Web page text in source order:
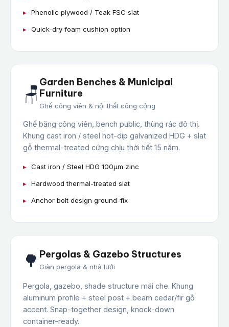
Phenolic plywood / Teak FSC slat
Quick-dry foam cushion option
🪑
Garden Benches & Municipal
Furniture
Ghế công viên & nội thất công cộng
Ghế băng công viên, bench public, thùng rác đô thị.
Khung cast iron / steel hot-dip galvanized HDG + slat
gỗ thermal-treated cứng chịu thời tiết 15 năm.
Cast iron / Steel HDG 100μm zinc
Hardwood thermal-treated slat
Anchor bolt design ground-fix
🌳 Pergolas & Gazebo Structures
Giàn pergola & nhà lưới
Pergola, gazebo, shade structure mái che. Khung
aluminum profile + steel post + beam cedar/fir gỗ
accent. Snap-together design, knock-down
container-ready.